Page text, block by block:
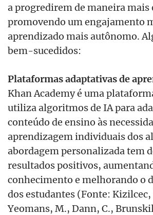
a progredirem de maneira mais
promovendo um engajamento
aprendizado mais autônomo.
bem-sucedidos:
Plataformas adaptativas de
Khan Academyé uma
utiliza algoritmos de IA para
conteúdo de ensino às
aprendizagem individuais dos
abordagem personalizada tem
resultados positivos,
conhecimento e melhorando o
dos estudantes (Fonte: Kizilcec,
Yeomans, M., Dann, C.,